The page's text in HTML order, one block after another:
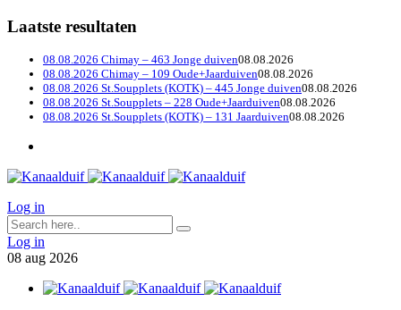
Laatste resultaten
08.08.2026 Chimay – 463 Jonge duiven08.08.2026
08.08.2026 Chimay – 109 Oude+Jaarduiven08.08.2026
08.08.2026 St.Soupplets (KOTK) – 445 Jonge duiven08.08.2026
08.08.2026 St.Soupplets – 228 Oude+Jaarduiven08.08.2026
08.08.2026 St.Soupplets (KOTK) – 131 Jaarduiven08.08.2026
Log in
Log in
08 aug 2026